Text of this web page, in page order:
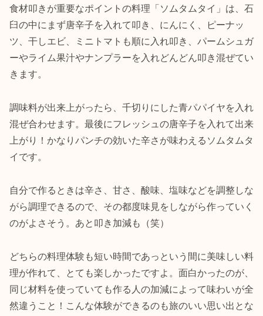
食材叩きが重要なポイントの料理「ソムタムタイ」は、石
臼の中にまず唐辛子を入れて叩き、にんにく、ピーナッ
ツ、干しエビ、ミニトマトも順に入れ叩き、パームシュガ
ーやライム果汁やナンプラーを入れどんどん叩き混ぜてい
きます。
調味料が出来上がったら、千切りにした青パパイヤを入れ
混ぜ合わせます。最後にフレッシュの唐辛子を入れて出来
上がり！かなりパンチの効いた辛さが味わえるソムタムタ
イです。
自分で作るときは辛さ、甘さ、酸味、塩味などを調整しな
がら調理できるので、その都度味見をしながら作っていく
のがよさそう。あと叩き加減も（笑）
どちらの料理体験も短い時間であっという間に美味しい料
理が作れて、とても楽しかったですよ。面白かったのが、
同じ材料を使っていても作る人の加減によって味わいが全
然違うこと！こんな体験ができるのも旅のいい思い出とな